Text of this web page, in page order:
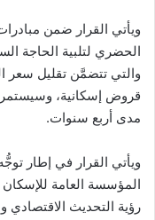
ويأتي القرار ضمن
الحضري لتلبية الحاجة
والتي تتضمَّن تقليل سعر
قروض إسكانية،
مدى أربع سنوات.
ويأتي القرار في إطار
المؤسسة العامة
رؤية التحديث